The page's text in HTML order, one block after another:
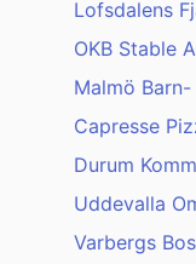
Lofsdalens
OKB Stable
Malmö
Capresse
Durum
Uddevalla
Varbergs